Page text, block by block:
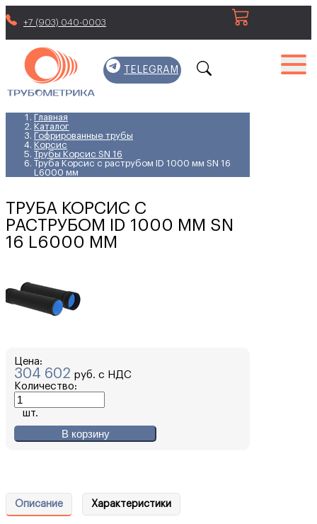
+7 (903) 040-0003
TELEGRAM
Главная
Каталог
Гофрированные трубы
Корсис
Трубы Корсис SN 16
Труба Корсис с раструбом ID 1000 мм SN 16
L6000 мм
ТРУБА КОРСИС С
РАСТРУБОМ ID 1000 ММ SN
16 L6000 ММ
Цена:
304 602 руб. с НДС
Количество:
шт.
В корзину
Описание Характеристики